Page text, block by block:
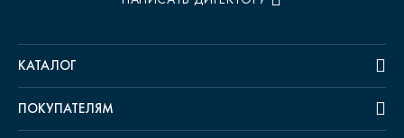
КАТАЛОГ
ПОКУПАТЕЛЯМ